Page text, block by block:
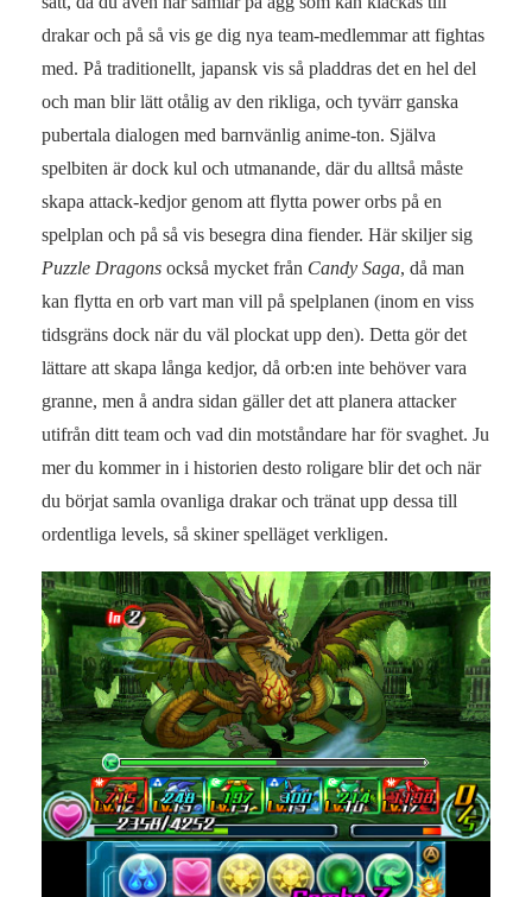
drakar och på så vis ge dig nya team-medlemmar att fightas
med. På traditionellt, japansk vis så pladdras det en hel del
och man blir lätt otålig av den rikliga, och tyvärr ganska
pubertala dialogen med barnvänlig anime-ton. Själva
spelbiten är dock kul och utmanande, där du alltså måste
skapa attack-kedjor genom att flytta power orbs på en
spelplan och på så vis besegra dina fiender. Här skiljer sig
Puzzle Dragons också mycket från Candy Saga, då man
kan flytta en orb vart man vill på spelplanen (inom en viss
tidsgräns dock när du väl plockat upp den). Detta gör det
lättare att skapa långa kedjor, då orb:en inte behöver vara
granne, men å andra sidan gäller det att planera attacker
utifrån ditt team och vad din motståndare har för svaghet. Ju
mer du kommer in i historien desto roligare blir det och när
du börjat samla ovanliga drakar och tränat upp dessa till
ordentliga levels, så skiner spelläget verkligen.